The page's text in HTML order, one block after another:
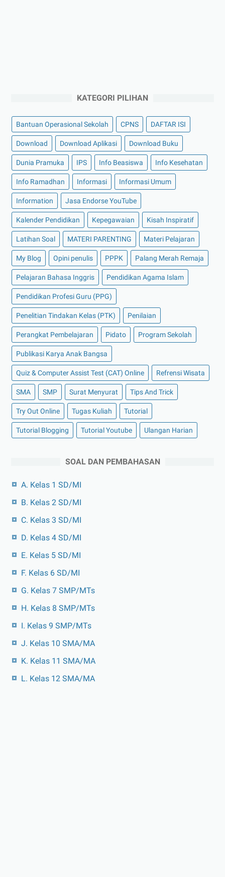
KATEGORI PILIHAN
Bantuan Operasional Sekolah CPNS DAFTAR ISI
Download Download Aplikasi Download Buku
Dunia Pramuka IPS Info Beasiswa Info Kesehatan
Info Ramadhan Informasi Informasi Umum
Information Jasa Endorse YouTube
Kalender Pendidikan Kepegawaian Kisah Inspiratif
Latihan Soal MATERI PARENTING Materi Pelajaran
My Blog Opini penulis PPPK Palang Merah Remaja
Pelajaran Bahasa Inggris Pendidikan Agama Islam
Pendidikan Profesi Guru (PPG)
Penelitian Tindakan Kelas (PTK) Penilaian
Perangkat Pembelajaran Pidato Program Sekolah
Publikasi Karya Anak Bangsa
Quiz & Computer Assist Test (CAT) Online Refrensi Wisata
SMA SMP Surat Menyurat Tips And Trick
Try Out Online Tugas Kuliah Tutorial
Tutorial Blogging Tutorial Youtube Ulangan Harian
SOAL DAN PEMBAHASAN
A. Kelas 1 SD/MI
B. Kelas 2 SD/MI
C. Kelas 3 SD/MI
D. Kelas 4 SD/MI
E. Kelas 5 SD/MI
F. Kelas 6 SD/MI
G. Kelas 7 SMP/MTs
H. Kelas 8 SMP/MTs
I. Kelas 9 SMP/MTs
J. Kelas 10 SMA/MA
K. Kelas 11 SMA/MA
L. Kelas 12 SMA/MA